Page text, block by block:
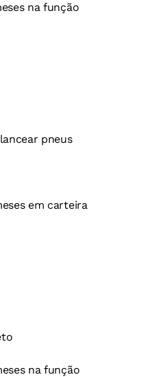
na função
pneus
em carteira
na função